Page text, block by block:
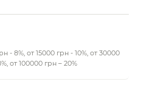
- 8%, от 15000 грн - 10%, от 30000
от 100000 грн – 20%